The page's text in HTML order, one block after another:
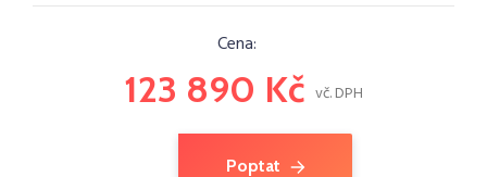
Cena:
123 890 Kč vč. DPH
Poptat